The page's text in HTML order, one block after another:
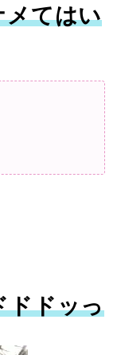
メてはい
ドドッっ